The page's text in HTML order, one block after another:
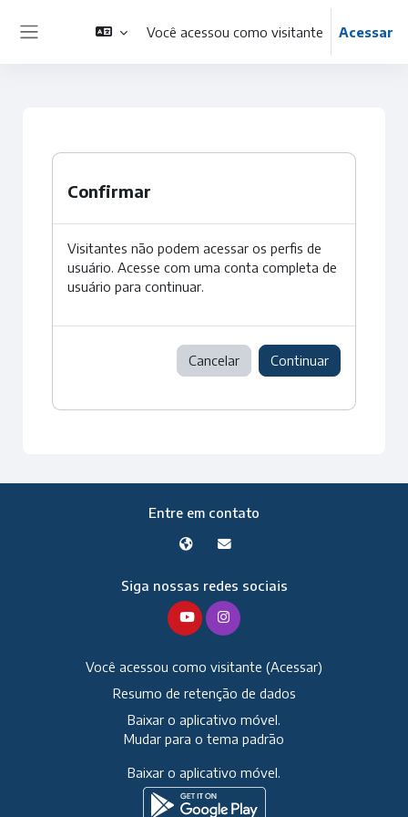
Você acessou como visitante Acessar
Confirmar
Visitantes não podem acessar os perfis de
usuário. Acesse com uma conta completa de
usuário para continuar.
Cancelar Continuar
Entre em contato
Siga nossas redes sociais
Você acessou como visitante (Acessar)
Resumo de retenção de dados
Baixar o aplicativo móvel.
Mudar para o tema padrão
Baixar o aplicativo móvel.